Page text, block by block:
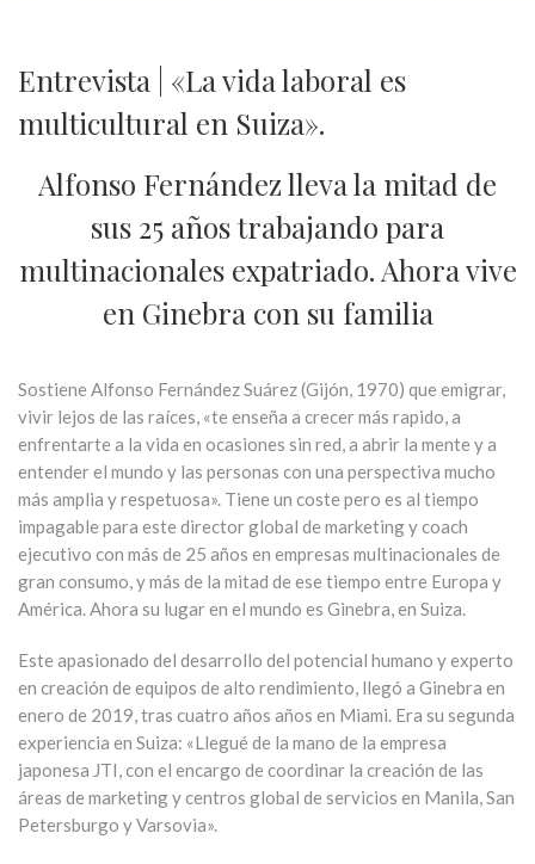
Entrevista | «La vida laboral es
multicultural en Suiza».
Alfonso Fernández lleva la mitad de
sus 25 años trabajando para
multinacionales expatriado. Ahora vive
en Ginebra con su familia
Sostiene Alfonso Fernández Suárez (Gijón, 1970) que emigrar,
vivir lejos de las raíces, «te enseña a crecer más rapido, a
enfrentarte a la vida en ocasiones sin red, a abrir la mente y a
entender el mundo y las personas con una perspectiva mucho
más amplia y respetuosa». Tiene un coste pero es al tiempo
impagable para este director global de marketing y coach
ejecutivo con más de 25 años en empresas multinacionales de
gran consumo, y más de la mitad de ese tiempo entre Europa y
América. Ahora su lugar en el mundo es Ginebra, en Suiza.
Este apasionado del desarrollo del potencial humano y experto
en creación de equipos de alto rendimiento, llegó a Ginebra en
enero de 2019, tras cuatro años años en Miami. Era su segunda
experiencia en Suiza: «Llegué de la mano de la empresa
japonesa JTI, con el encargo de coordinar la creación de las
áreas de marketing y centros global de servicios en Manila, San
Petersburgo y Varsovia».